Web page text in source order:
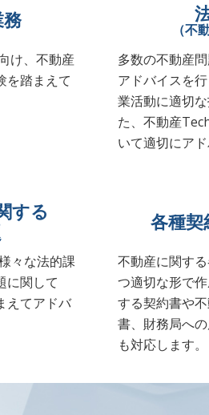
け、不動産
を踏まえて
（不
多数の不動産
アドバイスを
業活動に適切
た、不動産
いて適切にアド
する
々な法的課
に関して
えてアドバ
各種契
不動産に関す
つ適切な形で
する契約書や
書、財務局へ
も対応します。